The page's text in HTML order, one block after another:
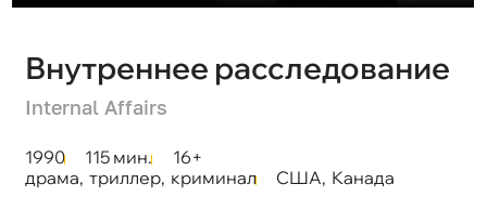
Внутреннее расследование
Internal Affairs
1990 115 мин.
16+
драма, триллер, криминал США, Канада